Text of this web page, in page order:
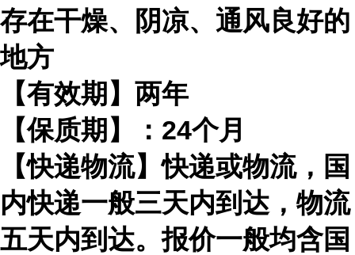
存在干燥、阴凉、通风良好的
地方
【有效期】两年
【保质期】：24个月
【快递物流】快递或物流，国
内快递一般三天内到达，物流
五天内到达。报价一般均含国